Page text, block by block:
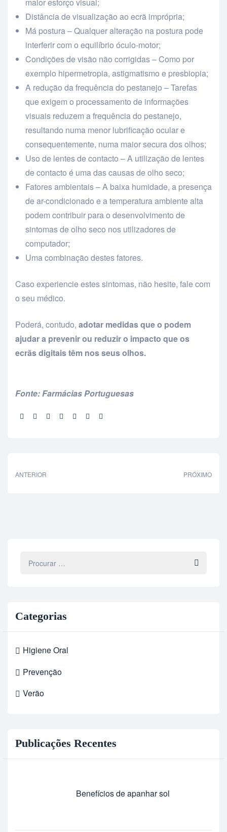
maior esforço visual;
Distância de visualização ao ecrã imprópria;
Má postura – Qualquer alteração na postura pode
interferir com o equilíbrio óculo-motor;
Condições de visão não corrigidas – Como por
exemplo hipermetropia, astigmatismo e presbiopia;
A redução da frequência do pestanejo – Tarefas
que exigem o processamento de informações
visuais reduzem a frequência do pestanejo,
resultando numa menor lubrificação ocular e
consequentemente, numa maior secura dos olhos;
Uso de lentes de contacto – A utilização de lentes
de contacto é uma das causas de olho seco;
Fatores ambientais – A baixa humidade, a presença
de ar-condicionado e a temperatura ambiente alta
podem contribuir para o desenvolvimento de
sintomas de olho seco nos utilizadores de
computador;
Uma combinação destes fatores.
Caso experiencie estes sintomas, não hesite, fale com
o seu médico.
Poderá, contudo, adotar medidas que o podem
ajudar a prevenir ou reduzir o impacto que os
ecrãs digitais têm nos seus olhos.
Fonte: Farmácias Portuguesas
Partilhar:
ANTERIOR PRÓXIMO
Categorias
Higiene Oral
Prevenção
Verão
Publicações Recentes
Benefícios de apanhar sol